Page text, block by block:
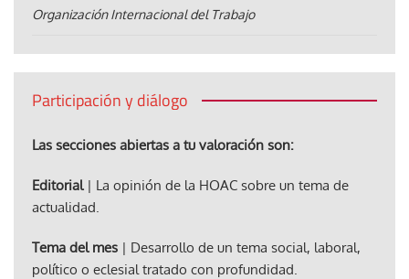
Organización Internacional del Trabajo
Participación y diálogo
Las secciones abiertas a tu valoración son:
Editorial| La opinión de la HOAC sobre un tema de
actualidad.
Tema del mes | Desarrollo de un tema social, laboral,
político o eclesial tratado con profundidad.